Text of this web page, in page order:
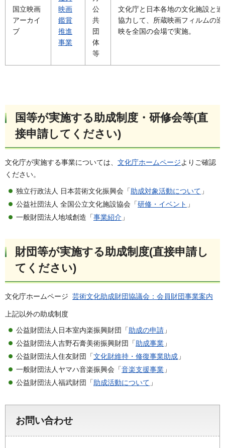
国立映画
アーカイ
ブ
映画
鑑賞
推進
事業
公
共
団
体
等
文化庁と日本各地の文化施設と連
協力して、所蔵映画フィルムの巡
映を全国の会場で実施。
国等が実施する助成制度・研修会等(直
接申請してください)
文化庁が実施する事業については、 文化庁ホームページよりご確認
ください。
独立行政法人 日本芸術文化振興会「助成対象活動について 」
公益社団法人 全国公立文化施設協会「研修・イベント 」
一般財団法人地域創造「事業紹介 」
財団等が実施する助成制度(直接申請し
てください)
文化庁ホームページ 芸術文化助成財団協議会：会員財団事業案内
上記以外の助成制度
公益財団法人日本室内楽振興財団「助成の申請 」
公益財団法人吉野石膏美術振興財団「助成事業 」
公益財団法人住友財団「文化財維持・修復事業助成 」
一般財団法人ヤマハ音楽振興会「音楽支援事業 」
公益財団法人福武財団「助成活動について 」
お問い合わせ